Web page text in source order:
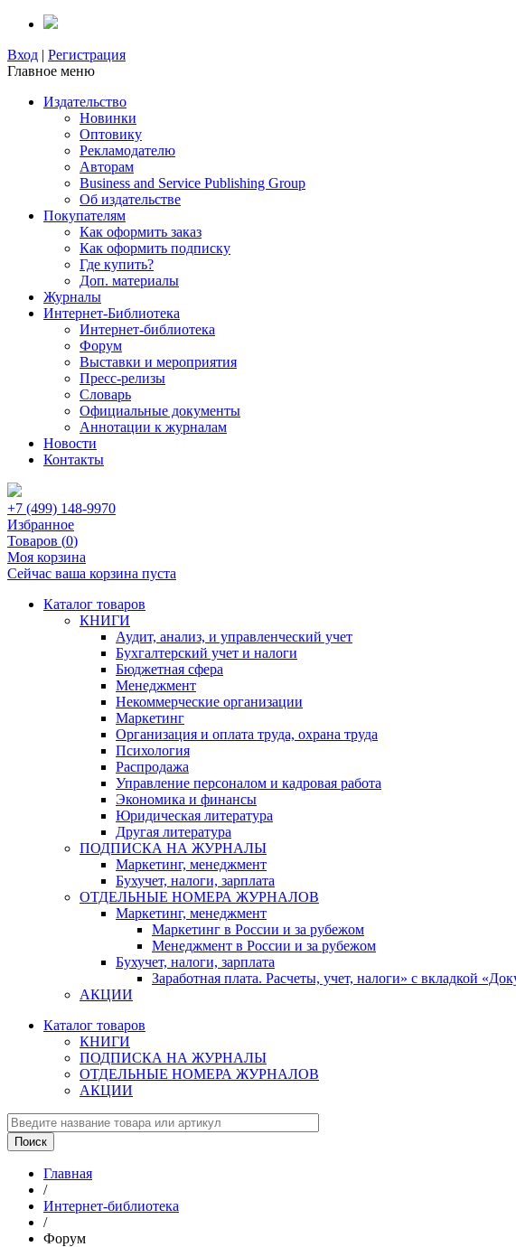
Вход | Регистрация
Главное меню
Издательство
Новинки
Оптовику
Рекламодателю
Авторам
Business and Service Publishing Group
Об издательстве
Покупателям
Как оформить заказ
Как оформить подписку
Где купить?
Доп. материалы
Журналы
Интернет-Библиотека
Интернет-библиотека
Форум
Выставки и мероприятия
Пресс-релизы
Словарь
Официальные документы
Аннотации к журналам
Новости
Контакты
+7 (499) 148-9970
Избранное
Товаров (0)
Моя корзина
Сейчас ваша корзина пуста
Каталог товаров
КНИГИ
Аудит, анализ, и управленческий учет
Бухгалтерский учет и налоги
Бюджетная сфера
Менеджмент
Некоммерческие организации
Маркетинг
Организация и оплата труда, охрана труда
Психология
Распродажа
Управление персоналом и кадровая работа
Экономика и финансы
Юридическая литература
Другая литература
ПОДПИСКА НА ЖУРНАЛЫ
Маркетинг, менеджмент
Бухучет, налоги, зарплата
ОТДЕЛЬНЫЕ НОМЕРА ЖУРНАЛОВ
Маркетинг, менеджмент
Маркетинг в России и за рубежом
Менеджмент в России и за рубежом
Бухучет, налоги, зарплата
Заработная плата. Расчеты, учет, налоги» с вкладкой
АКЦИИ
Каталог товаров
КНИГИ
ПОДПИСКА НА ЖУРНАЛЫ
ОТДЕЛЬНЫЕ НОМЕРА ЖУРНАЛОВ
АКЦИИ
Главная
/
Интернет-библиотека
/
Форум